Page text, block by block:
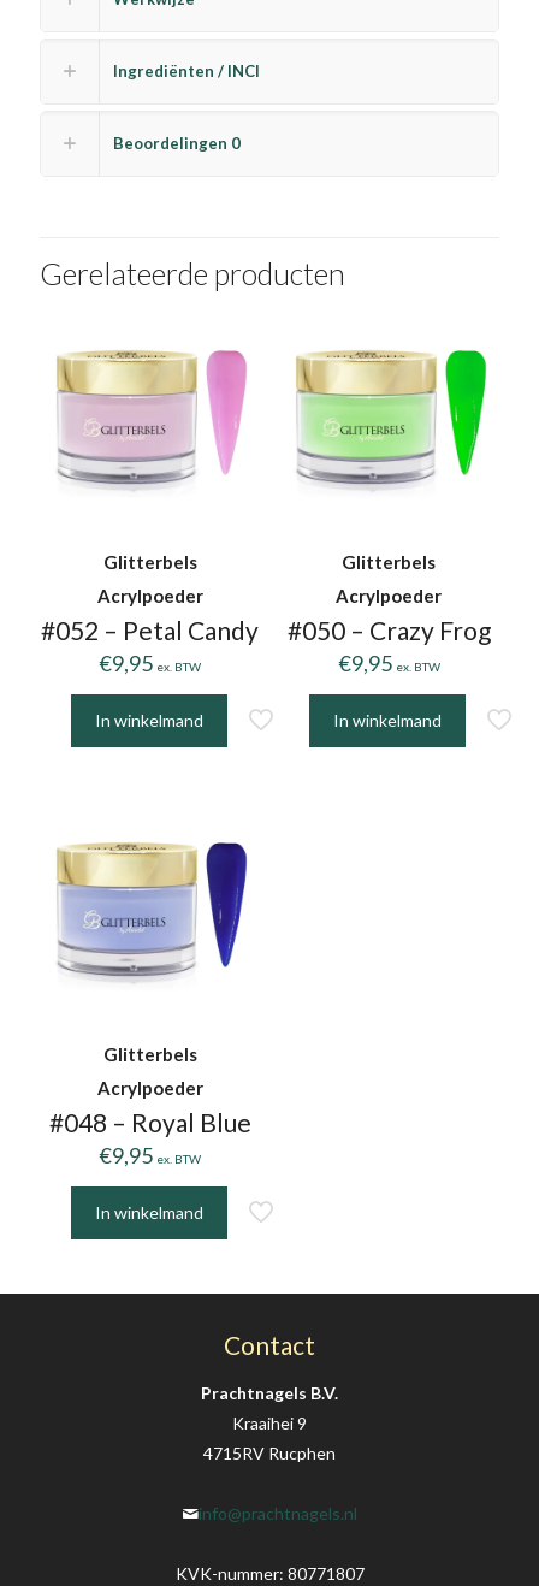
Ingrediënten / INCI
Beoordelingen 0
Gerelateerde producten
Glitterbels
Acrylpoeder
#052 – Petal Candy
€9,95 ex. BTW
In winkelmand
Glitterbels
Acrylpoeder
#050 – Crazy Frog
€9,95 ex. BTW
In winkelmand
Glitterbels
Acrylpoeder
#048 – Royal Blue
€9,95 ex. BTW
In winkelmand
Contact
Prachtnagels B.V.
Kraaihei 9
4715RV Rucphen
info@prachtnagels.nl
KVK-nummer: 80771807